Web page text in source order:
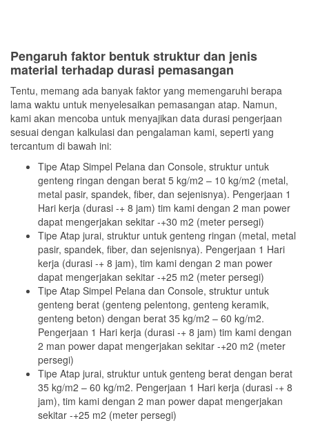
Pengaruh faktor bentuk struktur dan jenis
material terhadap durasi pemasangan
Tentu, memang ada banyak faktor yang memengaruhi berapa
lama waktu untuk menyelesaikan pemasangan atap. Namun,
kami akan mencoba untuk menyajikan data durasi pengerjaan
sesuai dengan kalkulasi dan pengalaman kami, seperti yang
tercantum di bawah ini:
Tipe Atap Simpel Pelana dan Console, struktur untuk
genteng ringan dengan berat 5 kg/m2 – 10 kg/m2 (metal,
metal pasir, spandek, fiber, dan sejenisnya). Pengerjaan 1
Hari kerja (durasi -+ 8 jam) tim kami dengan 2 man power
dapat mengerjakan sekitar -+30 m2 (meter persegi)
Tipe Atap jurai, struktur untuk genteng ringan (metal, metal
pasir, spandek, fiber, dan sejenisnya). Pengerjaan 1 Hari
kerja (durasi -+ 8 jam), tim kami dengan 2 man power
dapat mengerjakan sekitar -+25 m2 (meter persegi)
Tipe Atap Simpel Pelana dan Console, struktur untuk
genteng berat (genteng pelentong, genteng keramik,
genteng beton) dengan berat 35 kg/m2 – 60 kg/m2.
Pengerjaan 1 Hari kerja (durasi -+ 8 jam) tim kami dengan
2 man power dapat mengerjakan sekitar -+20 m2 (meter
persegi)
Tipe Atap jurai, struktur untuk genteng berat dengan berat
35 kg/m2 – 60 kg/m2. Pengerjaan 1 Hari kerja (durasi -+ 8
jam), tim kami dengan 2 man power dapat mengerjakan
sekitar -+25 m2 (meter persegi)